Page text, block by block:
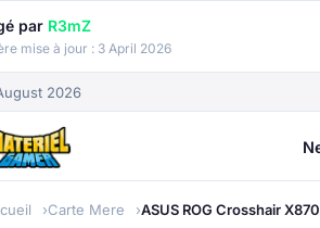
par R3mZ
mise à jour : 3 April 2026
2026
Carte Mere ASUS ROG Crosshair